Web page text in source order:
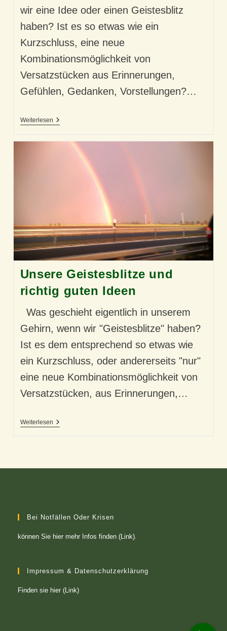
wir eine Idee oder einen Geistesblitz
haben? Ist es so etwas wie ein
Kurzschluss, eine neue
Kombinationsmöglichkeit von
Versatzstücken aus Erinnerungen,
Gefühlen, Gedanken, Vorstellungen?…
WeiterlesenGeistesblitz
Unsere Geistesblitze und
richtig guten Ideen
Was geschieht eigentlich in unserem
Gehirn, wenn wir "Geistesblitze" haben?
Ist es dem entsprechend so etwas wie
ein Kurzschluss, oder andererseits "nur"
eine neue Kombinationsmöglichkeit von
Versatzstücken, aus Erinnerungen,…
WeiterlesenUnsere
Bei Notfällen Oder Krisen
können Sie hier mehr Infos finden (Link)
Impressum & Datenschutzerklärung
Finden sie hier (Link)